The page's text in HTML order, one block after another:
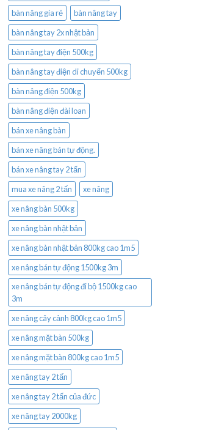
bàn nâng gía rẻ
bàn nâng tay
bàn nâng tay 2x nhật bản
bàn nâng tay điện 500kg
bàn nâng tay điện di chuyển 500kg
bàn nâng điện 500kg
bàn nâng điện đài loan
bán xe nâng bàn
bán xe nâng bán tự động.
bán xe nâng tay 2 tấn
mua xe nâng 2 tấn
xe nâng
xe nâng bàn 500kg
xe nâng bàn nhật bản
xe nâng bàn nhật bản 800kg cao 1m5
xe nâng bán tự động 1500kg 3m
xe nâng bán tự động đi bộ 1500kg cao
3m
xe nâng cây cảnh 800kg cao 1m5
xe nâng mặt bàn 500kg
xe nâng mặt bàn 800kg cao 1m5
xe nâng tay 2 tấn
xe nâng tay 2 tấn của đức
xe nâng tay 2000kg